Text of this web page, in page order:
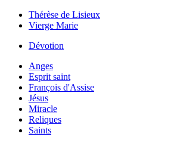
Thérèse de Lisieux
Vierge Marie
Dévotion
Anges
Esprit saint
François d'Assise
Jésus
Miracle
Reliques
Saints